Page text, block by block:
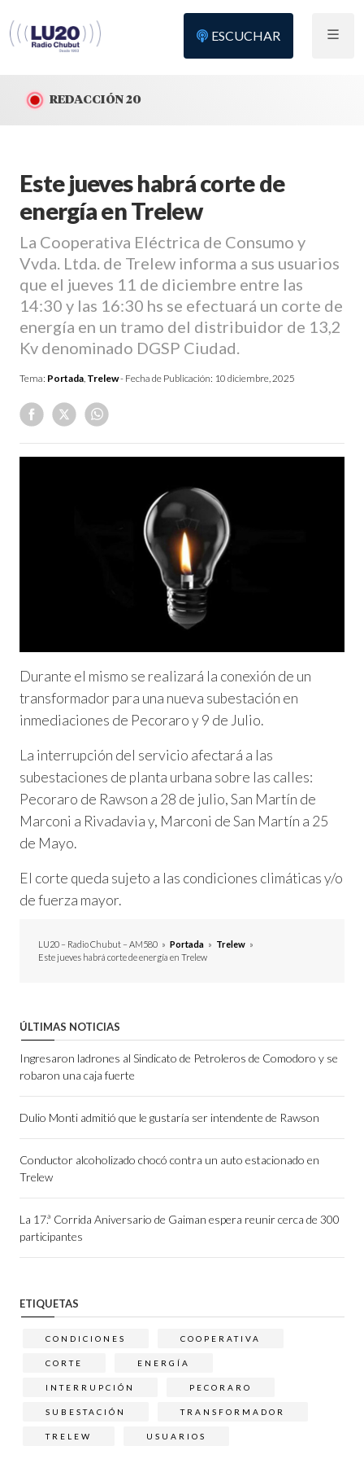
ESCUCHAR
REDACCIÓN 20
Este jueves habrá corte de
energía en Trelew
La Cooperativa Eléctrica de Consumo y
Vvda. Ltda. de Trelew informa a sus usuarios
que el jueves 11 de diciembre entre las
14:30 y las 16:30 hs se efectuará un corte de
energía en un tramo del distribuidor de 13,2
Kv denominado DGSP Ciudad.
Tema: Portada, Trelew- Fecha de Publicación: 10 diciembre, 2025
Durante el mismo se realizará la conexión de un
transformador para una nueva subestación en
inmediaciones de Pecoraro y 9 de Julio.
La interrupción del servicio afectará a las
subestaciones de planta urbana sobre las calles:
Pecoraro de Rawson a 28 de julio, San Martín de
Marconi a Rivadavia y, Marconi de San Martín a 25
de Mayo.
El corte queda sujeto a las condiciones climáticas y/o
de fuerza mayor.
LU20 – Radio Chubut – AM580 » Portada » Trelew »
Este jueves habrá corte de energía en Trelew
ÚLTIMAS NOTICIAS
Ingresaron ladrones al Sindicato de Petroleros de Comodoro y se
robaron una caja fuerte
Dulio Monti admitió que le gustaría ser intendente de Rawson
Conductor alcoholizado chocó contra un auto estacionado en
Trelew
La 17.ª Corrida Aniversario de Gaiman espera reunir cerca de 300
participantes
ETIQUETAS
CONDICIONES COOPERATIVA
CORTE ENERGÍA
INTERRUPCIÓN PECORARO
SUBESTACIÓN TRANSFORMADOR
TRELEW USUARIOS